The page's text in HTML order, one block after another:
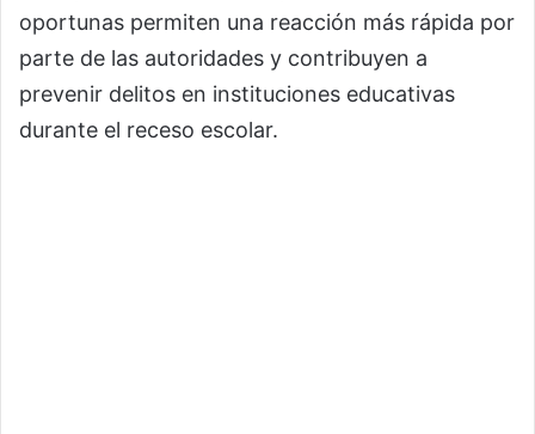
oportunas permiten una reacción más rápida por
parte de las autoridades y contribuyen a
prevenir delitos en instituciones educativas
durante el receso escolar.